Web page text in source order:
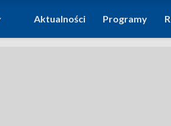
DO
Aktualności Programy